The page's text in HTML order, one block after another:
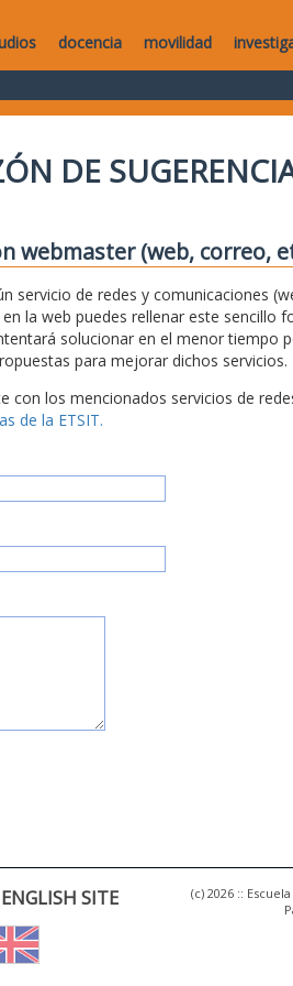
docencia movilidad
DE
webmaster (web, correo,
servicio de redes y comunicaciones
la web puedes rellenar este sencillo
solucionar en el menor tiempo
para mejorar dichos servicios.
con los mencionados servicios de
de la ETSIT.
SITE
(c) 2026 ::